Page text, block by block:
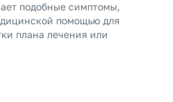
подобные симптомы,
помощью для
плана лечения или